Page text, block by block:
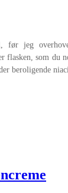
før jeg
flasken, som du
beroligende